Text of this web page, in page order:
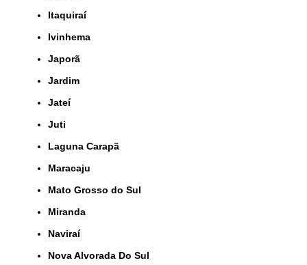
Itaquiraí
Ivinhema
Japorã
Jardim
Jateí
Juti
Laguna Carapã
Maracaju
Mato Grosso do Sul
Miranda
Naviraí
Nova Alvorada Do Sul